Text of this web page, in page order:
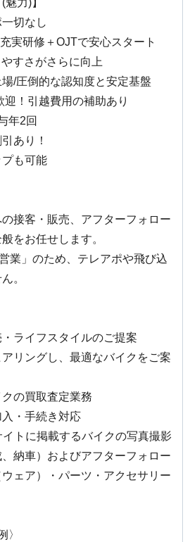
力)】
切なし
実研修＋OJTで安心スタート
すさがさらに向上
場/圧倒的な認知度と安定基盤
迎！引越費用の補助あり
年2回
あり！
プも可能
接客・販売、アフターフォロー
をお任せします。
業」のため、テレアポや飛び込
。
・ライフスタイルのご提案
アリングし、最適なバイクをご案
クの買取査定業務
入・手続き対応
イトに掲載するバイクの写真撮影
、納車）およびアフターフォロー
ウェア）・パーツ・アクセサリー
〉